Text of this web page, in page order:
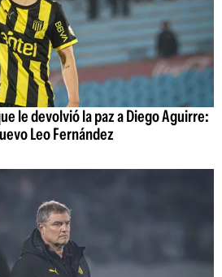
le devolvió la paz a Diego Aguirre:
Leo Fernández